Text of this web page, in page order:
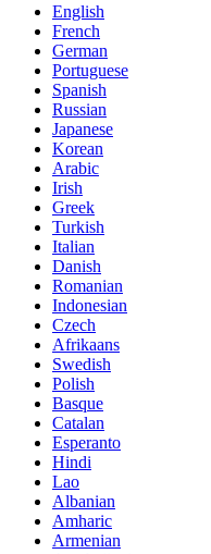
English
French
German
Portuguese
Spanish
Russian
Japanese
Korean
Arabic
Irish
Greek
Turkish
Italian
Danish
Romanian
Indonesian
Czech
Afrikaans
Swedish
Polish
Basque
Catalan
Esperanto
Hindi
Lao
Albanian
Amharic
Armenian